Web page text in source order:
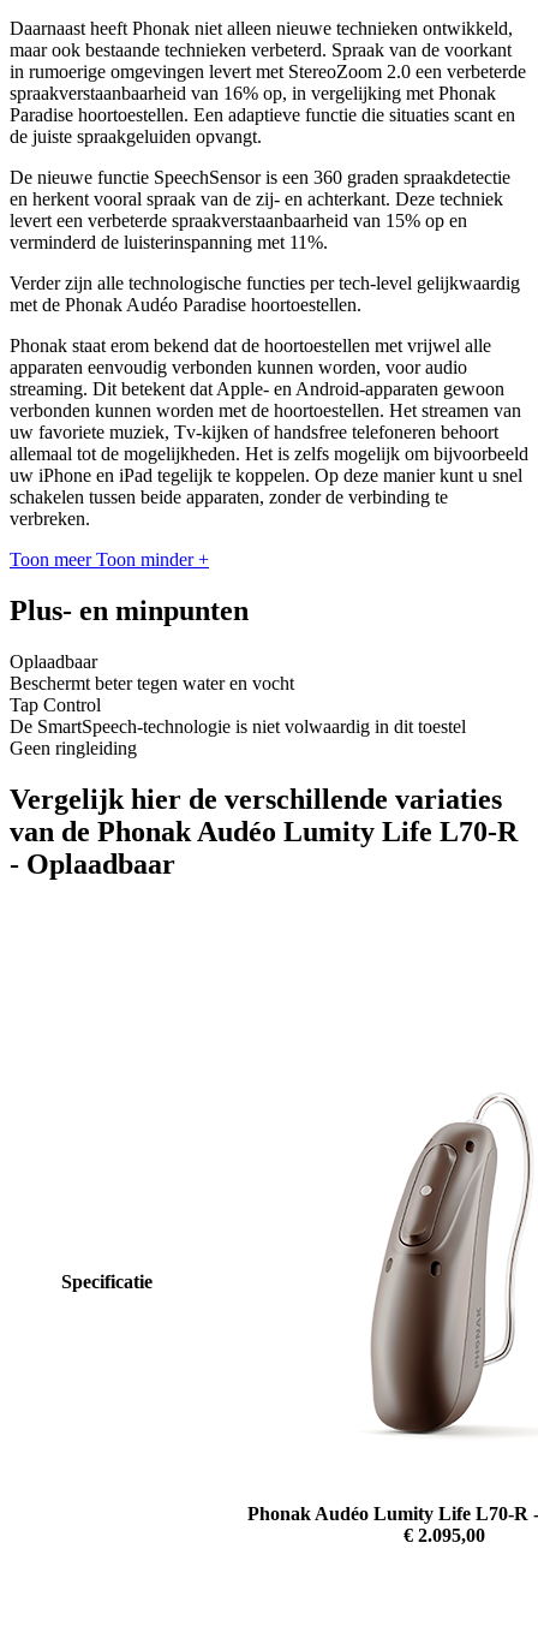
Daarnaast heeft Phonak niet alleen nieuwe technieken ontwikkeld,
maar ook bestaande technieken verbeterd. Spraak van de voorkant
in rumoerige omgevingen levert met StereoZoom 2.0 een verbeterde
spraakverstaanbaarheid van 16% op, in vergelijking met Phonak
Paradise hoortoestellen. Een adaptieve functie die situaties scant en
de juiste spraakgeluiden opvangt.
De nieuwe functie SpeechSensor is een 360 graden spraakdetectie
en herkent vooral spraak van de zij- en achterkant. Deze techniek
levert een verbeterde spraakverstaanbaarheid van 15% op en
verminderd de luisterinspanning met 11%.
Verder zijn alle technologische functies per tech-level gelijkwaardig
met de Phonak Audéo Paradise hoortoestellen.
Phonak staat erom bekend dat de hoortoestellen met vrijwel alle
apparaten eenvoudig verbonden kunnen worden, voor audio
streaming. Dit betekent dat Apple- en Android-apparaten gewoon
verbonden kunnen worden met de hoortoestellen. Het streamen van
uw favoriete muziek, Tv-kijken of handsfree telefoneren behoort
allemaal tot de mogelijkheden. Het is zelfs mogelijk om bijvoorbeeld
uw iPhone en iPad tegelijk te koppelen. Op deze manier kunt u snel
schakelen tussen beide apparaten, zonder de verbinding te
verbreken.
Toon meer Toon minder +
Plus- en minpunten
Oplaadbaar
Beschermt beter tegen water en vocht
Tap Control
De SmartSpeech-technologie is niet volwaardig in dit toestel
Geen ringleiding
Vergelijk hier de verschillende variaties
van de Phonak Audéo Lumity Life L70-R
- Oplaadbaar
Specificatie
Phonak Audéo Lumity Life L70-R
€ 2.095,00